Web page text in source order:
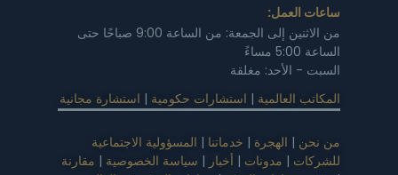
ساعات العمل:
من الاثنين إلى الجمعة: من الساعة 9:00 صباحًا حتى
الساعة 5:00 مساءً
السبت - الأحد: مغلقة
المكاتب العالمية | استشارات حكومية | استشارة مجانية
من نحن | الهجرة | خدماتنا | المسؤولية الاجتماعية
للشركات | مدونات | أخبار | سياسة الخصوصية | مقارنة